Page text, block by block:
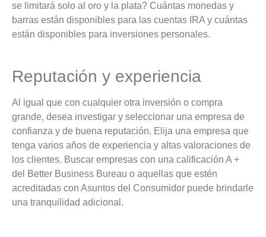
se limitará solo al oro y la plata? Cuántas monedas y
barras están disponibles para las cuentas IRA y cuántas
están disponibles para inversiones personales.
Reputación y experiencia
Al igual que con cualquier otra inversión o compra
grande, desea investigar y seleccionar una empresa de
confianza y de buena reputación. Elija una empresa que
tenga varios años de experiencia y altas valoraciones de
los clientes. Buscar empresas con una calificación A +
del Better Business Bureau o aquellas que estén
acreditadas con Asuntos del Consumidor puede brindarle
una tranquilidad adicional.